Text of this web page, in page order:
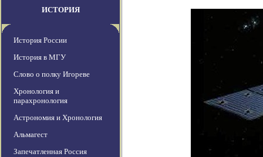
ИСТОРИЯ
История России
История в МГУ
Слово о полку Игореве
Хронология и
парахронология
Астрономия и Хронология
Альмагест
Запечатленная Россия